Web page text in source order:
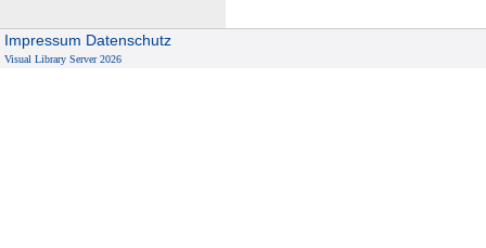
Impressum Datenschutz
Visual Library Server 2026